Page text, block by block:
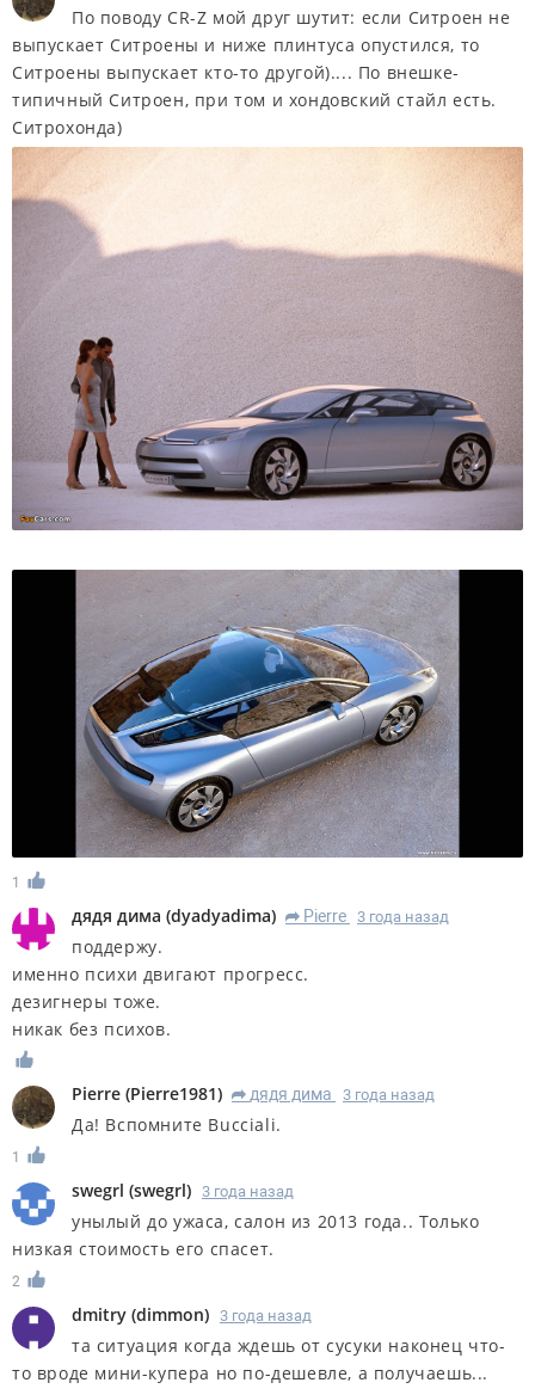
По поводу CR-Z мой друг шутит: если Ситроен не
выпускает Ситроены и ниже плинтуса опустился, то
Ситроены выпускает кто-то другой).... По внешке-
типичный Ситроен, при том и хондовский стайл есть.
Ситрохонда)
1
дядя дима (dyadyadima) R Pierre 3 года назад
поддержу.
именно психи двигают прогресс.
дезигнеры тоже.
никак без психов.
Pierre (Pierre1981) R дядя дима 3 года назад
Да! Вспомните Bucciali.
1
swegrl (swegrl) 3 года назад
унылый до ужаса, салон из 2013 года.. Только
низкая стоимость его спасет.
2
dmitry (dimmon) 3 года назад
та ситуация когда ждешь от сусуки наконец что-
то вроде мини-купера но по-дешевле, а получаешь...